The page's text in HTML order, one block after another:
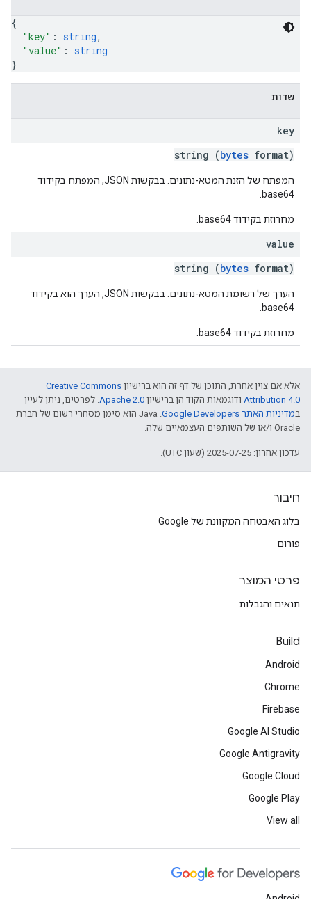
{
"key" : string,
"value" : string
}
שדות
key
string (bytes format)
המפתח של הזנת המטא-נתונים. בבקשות JSON, המפתח בקידוד
base64.
מחרוזת בקידוד base64.
value
string (bytes format)
הערך של רשומת המטא-נתונים. בבקשות JSON, הערך הוא בקידוד
base64.
מחרוזת בקידוד base64.
אלא אם צוין אחרת, התוכן של דף זה הוא ברישיון Creative Commons
Attribution 4.0 ודוגמאות הקוד הן ברישיון Apache 2.0. לפרטים, ניתן לעיין
במדיניות האתר Google Developers‏
.‏ Java הוא סימן מסחרי רשום של חברת
Oracle ו/או של השותפים העצמאיים שלה.
עדכון אחרון: 2025-07-25 (שעון UTC).
חיבור
בלוג האבטחה המקוונת של Google
פורום
פרטי המוצר
תנאים והגבלות
Build
Android
Chrome
Firebase
Google AI Studio
Google Antigravity
Google Cloud
Google Play
View all